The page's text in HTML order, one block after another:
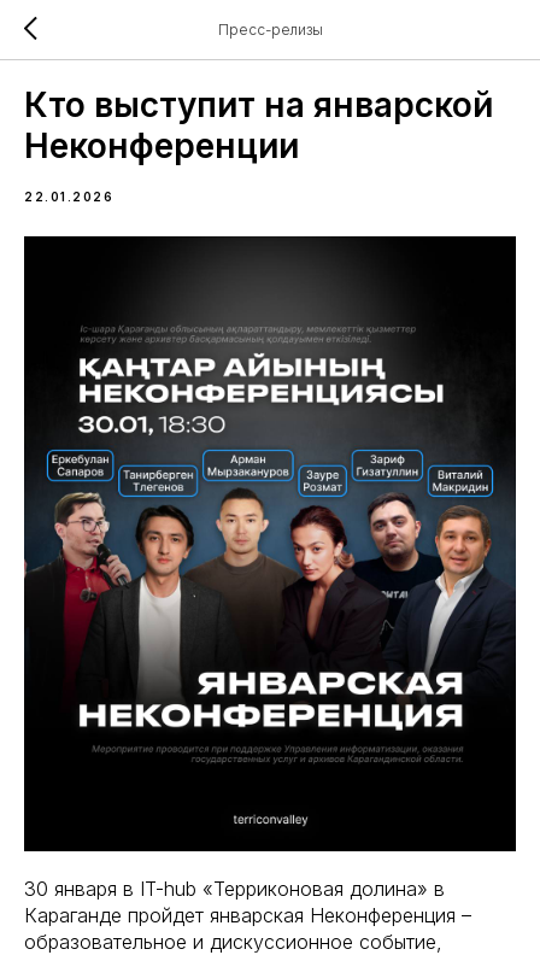
Пресс-релизы
Кто выступит на январской
Неконференции
22.01.2026
30 января в IT-hub «Терриконовая долина» в
Караганде пройдет январская Неконференция –
образовательное и дискуссионное событие,